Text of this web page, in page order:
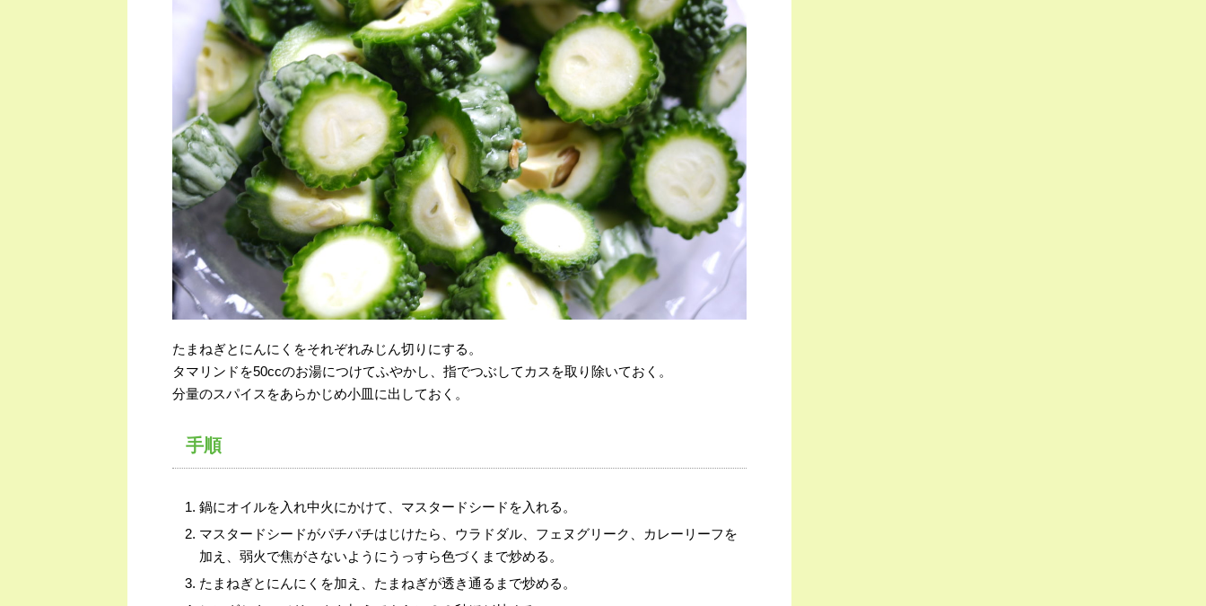
たまねぎとにんにくをそれぞれみじん切りにする。
タマリンドを50ccのお湯につけてふやかし、指でつぶしてカスを取り除いておく。
分量のスパイスをあらかじめ小皿に出しておく。
手順
鍋にオイルを入れ中火にかけて、マスタードシードを入れる。
マスタードシードがパチパチはじけたら、ウラドダル、フェヌグリーク、カレーリーフを
加え、弱火で焦がさないようにうっすら色づくまで炒める。
たまねぎとにんにくを加え、たまねぎが透き通るまで炒める。